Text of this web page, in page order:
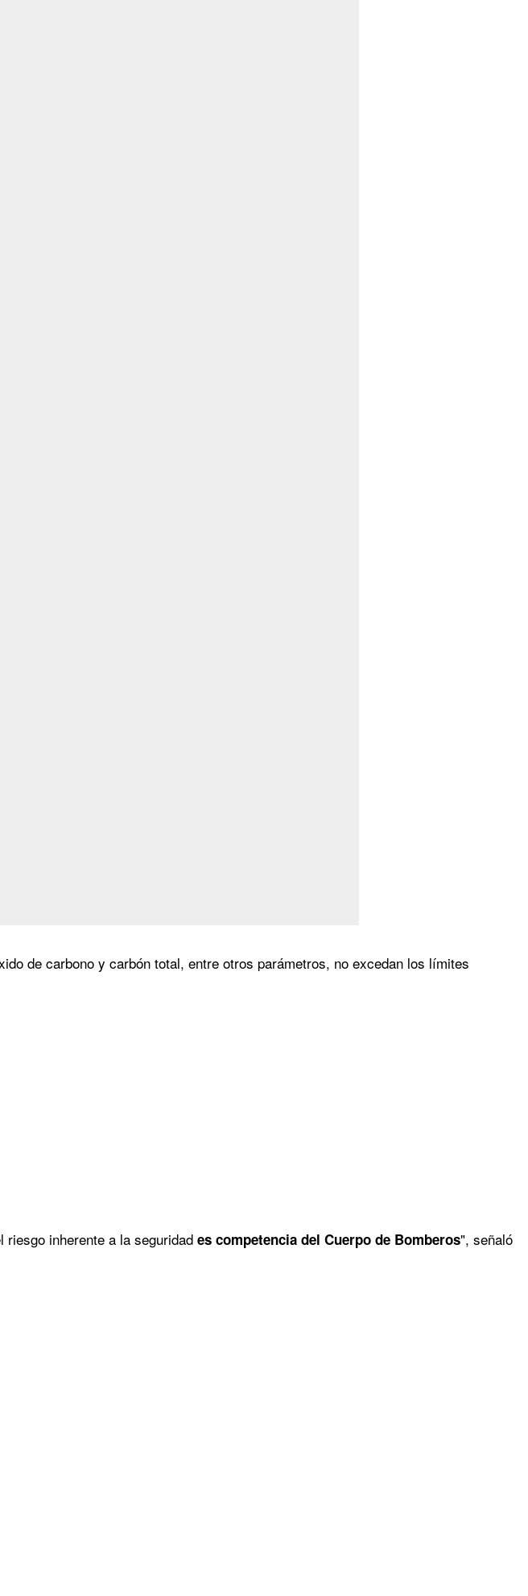
de carbono y carbón total, entre otros parámetros, no excedan los límites
inherente a la seguridad es competencia del Cuerpo de Bomberos", señaló